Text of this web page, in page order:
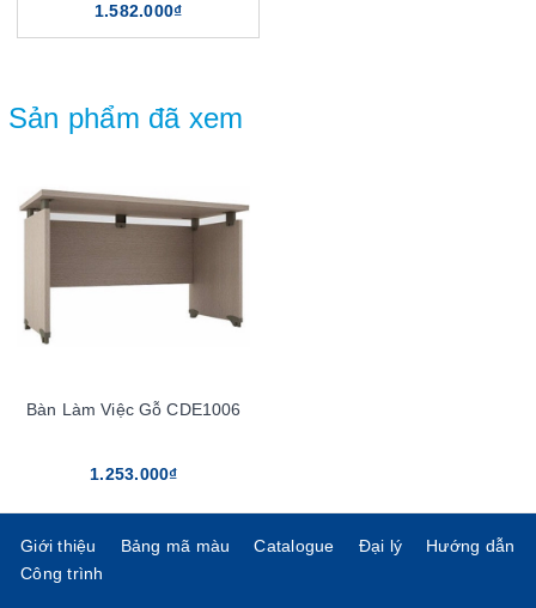
1.582.000₫
Sản phẩm đã xem
Bàn Làm Việc Gỗ CDE1006
1.253.000₫
Giới thiệu Bảng mã màu Catalogue Đại lý
Hướng dẫn
Công trình